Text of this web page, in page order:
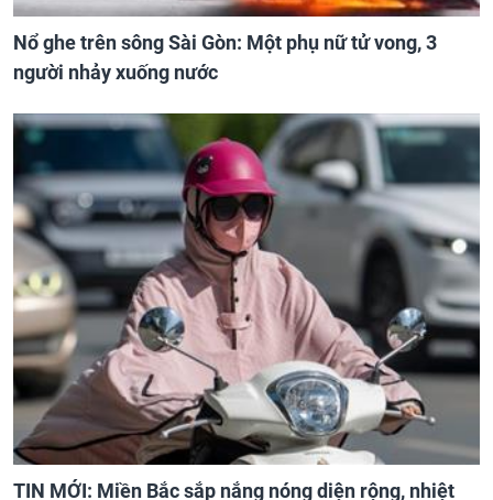
Nổ ghe trên sông Sài Gòn: Một phụ nữ tử vong, 3
người nhảy xuống nước
TIN MỚI: Miền Bắc sắp nắng nóng diện rộng, nhiệt